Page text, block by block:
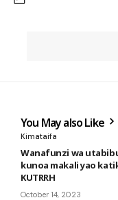
You May also Like
Kimataifa
Wanafunzi wa
kunoa makali yao
KUTRRH
October 14, 2023